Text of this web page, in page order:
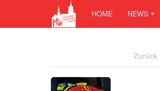
HOME NEWS
Zurück